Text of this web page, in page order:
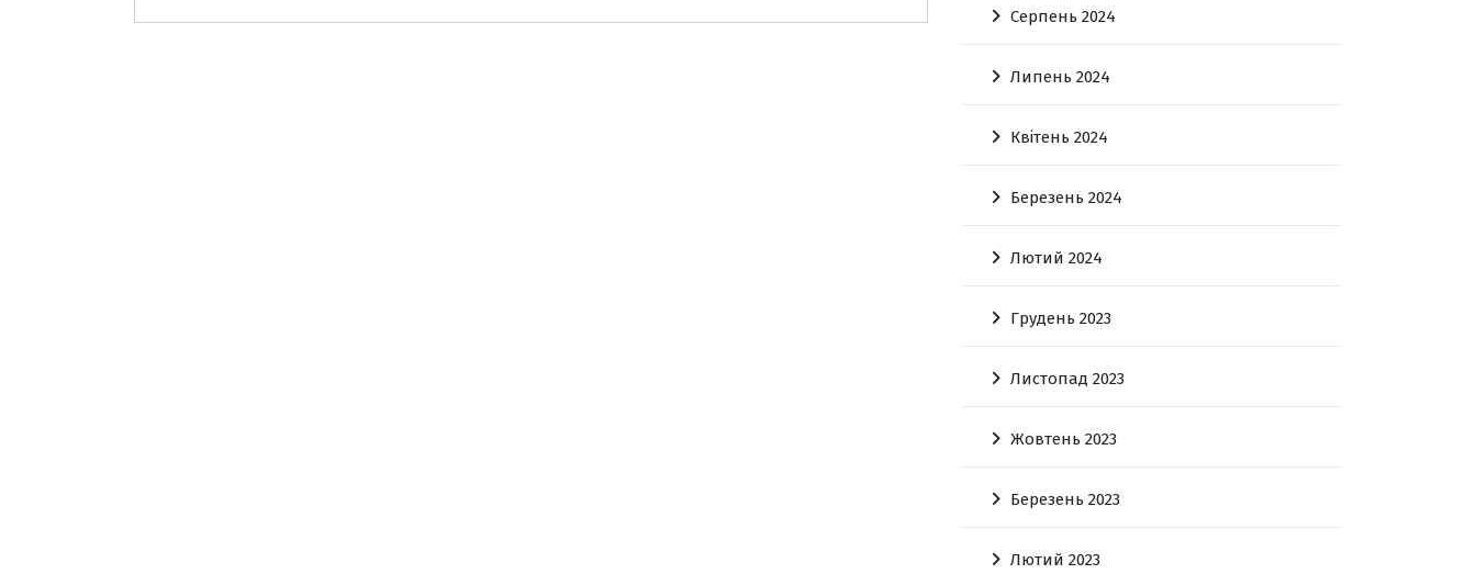
Серпень 2024
Липень 2024
Квітень 2024
Березень 2024
Лютий 2024
Грудень 2023
Листопад 2023
Жовтень 2023
Березень 2023
Лютий 2023